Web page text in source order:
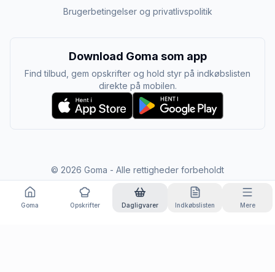
Brugerbetingelser og privatlivspolitik
Download Goma som app
Find tilbud, gem opskrifter og hold styr på indkøbslisten
direkte på mobilen.
© 2026 Goma - Alle rettigheder forbeholdt
Goma Opskrifter Dagligvarer Indkøbslisten Mere